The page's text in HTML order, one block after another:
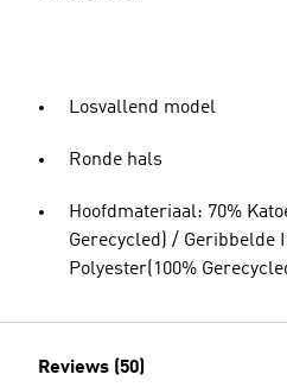
Losvallend model
Ronde hals
Hoofdmateriaal: 70%
Gerecycled) / Geribbelde
Polyester(100%
Reviews (50)